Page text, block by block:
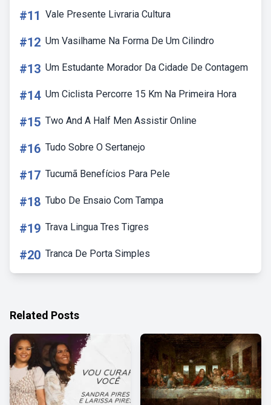
#11 Vale Presente Livraria Cultura
#12 Um Vasilhame Na Forma De Um Cilindro
#13 Um Estudante Morador Da Cidade De Contagem
#14 Um Ciclista Percorre 15 Km Na Primeira Hora
#15 Two And A Half Men Assistir Online
#16 Tudo Sobre O Sertanejo
#17 Tucumã Benefícios Para Pele
#18 Tubo De Ensaio Com Tampa
#19 Trava Lingua Tres Tigres
#20 Tranca De Porta Simples
Related Posts